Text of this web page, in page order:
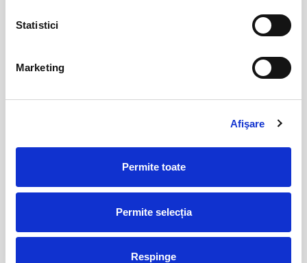
Statistici
Marketing
Afişare
Permite toate
Permite selecția
Respinge
Cuart cu limonit polisat
25,00 Lei
Cuart cu limonit polisat
30,00 Lei